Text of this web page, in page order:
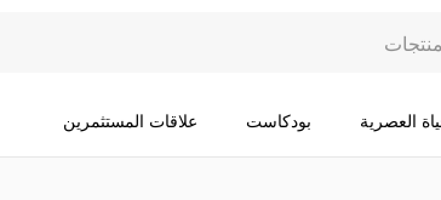
العصرية بودكاست علاقات المستثمرين